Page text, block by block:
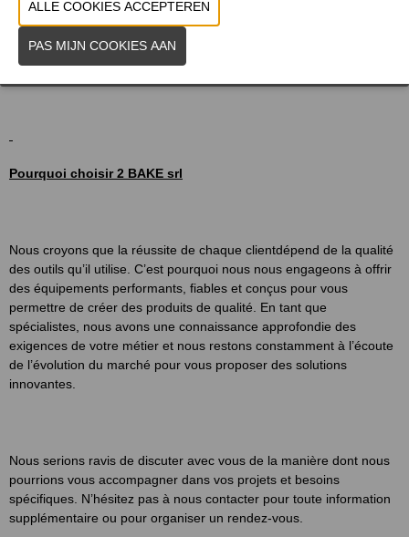
une utilisation optimale de votre équipement.
Pourquoi choisir 2 BAKE srl
Nous croyons que la réussite de chaque clientdépend de la qualité
des outils qu’il utilise. C’est pourquoi nous nous engageons à offrir
des équipements performants, fiables et conçus pour vous
permettre de créer des produits de qualité. En tant que
spécialistes, nous avons une connaissance approfondie des
exigences de votre métier et nous restons constamment à l’écoute
de l’évolution du marché pour vous proposer des solutions
innovantes.
Nous serions ravis de discuter avec vous de la manière dont nous
pourrions vous accompagner dans vos projets et besoins
spécifiques. N’hésitez pas à nous contacter pour toute information
supplémentaire ou pour organiser un rendez-vous.